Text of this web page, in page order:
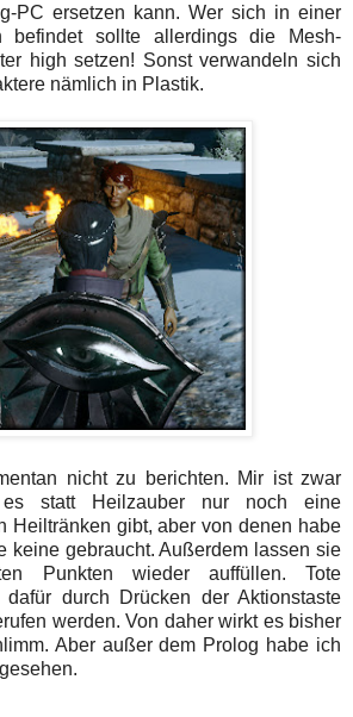
PC ersetzen kann. Wer sich in einer
befindet sollte allerdings die Mesh-
high setzen! Sonst verwandeln sich
nämlich in Plastik.
nicht zu berichten. Mir ist zwar
es statt Heilzauber nur noch eine
Heiltränken gibt, aber von denen habe
keine gebraucht. Außerdem lassen sie
Punkten wieder auffüllen. Tote
dafür durch Drücken der Aktionstaste
werden. Von daher wirkt es bisher
Aber außer dem Prolog habe ich